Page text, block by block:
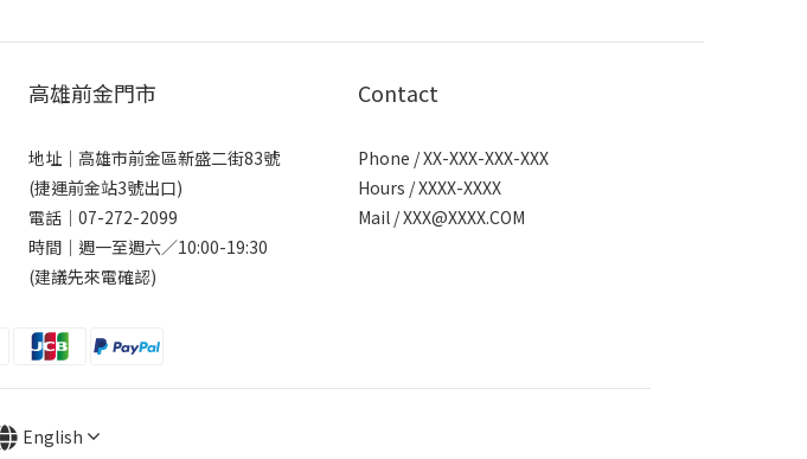
高雄前金門市
地址｜ 高雄市前金區新盛二街83號
(捷運前金站3號出口)
電話｜ 07-272-2099
時間｜週一至週六／10:00-19:30
(建議先來電確認)
Contact
Phone / XX-XXX-XXX-XXX
Hours / XXXX-XXXX
Mail /XXX@XXXX.COM
English